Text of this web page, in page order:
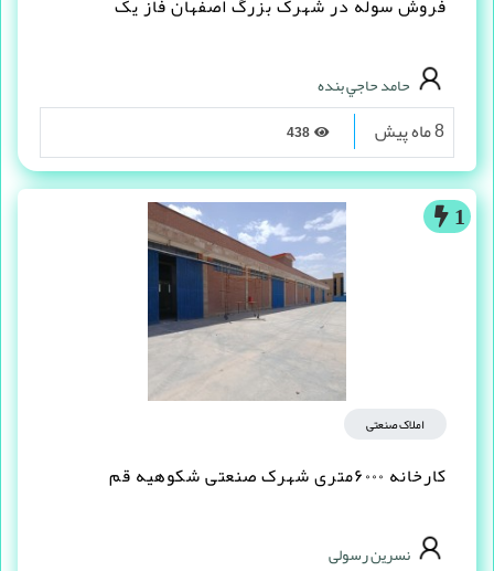
حامد حاجي بنده
8 ماه پیش
1
املاک صنعتی
کارخانه ۶۰۰۰متری شهرک صنعتی شکوهیه قم
نسرین رسولی